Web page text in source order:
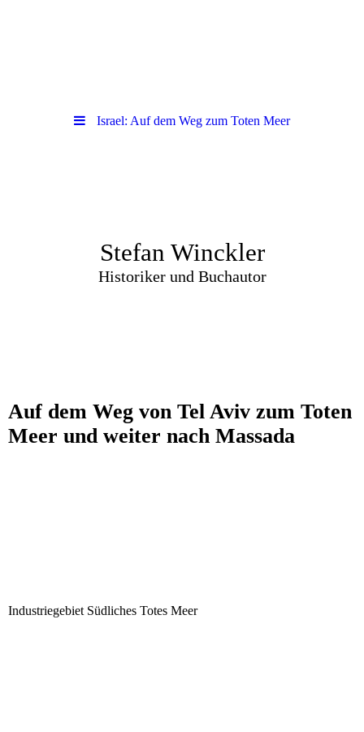
Israel: Auf dem Weg zum Toten Meer
Stefan Winckler
Historiker und Buchautor
Auf dem Weg von Tel Aviv zum Toten
Meer und weiter nach Massada
Industriegebiet Südliches Totes Meer